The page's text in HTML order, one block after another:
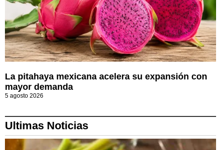
La pitahaya mexicana acelera su expansión con
mayor demanda
5 agosto 2026
Ultimas Noticias